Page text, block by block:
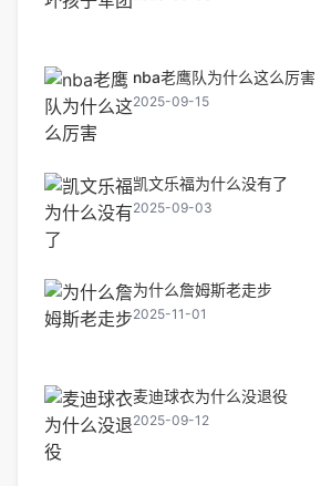
nba老鹰队为什么这么厉害
2025-09-15
凯文乐福为什么没有了
2025-09-03
为什么詹姆斯老走步
2025-11-01
麦迪球衣为什么没退役
2025-09-12